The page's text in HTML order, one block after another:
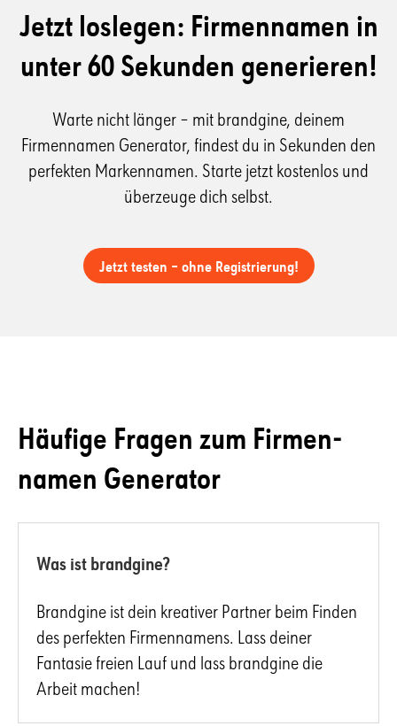
Jetzt loslegen: Firmen­namen in
unter 60 Sekunden generieren!
Warte nicht länger – mit brandgine, deinem
Firmennamen Generator, findest du in Sekunden den
perfekten Markennamen. Starte jetzt kostenlos und
überzeuge dich selbst.
Jetzt testen – ohne Registrierung!
Häufige Fragen zum Firmen­
namen Generator
Was ist brandgine?
Brandgine ist dein kreativer Partner beim Finden
des perfekten Firmennamens. Lass deiner
Fantasie freien Lauf und lass brandgine die
Arbeit machen!